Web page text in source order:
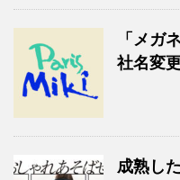
「メガ
社名変
成熟し